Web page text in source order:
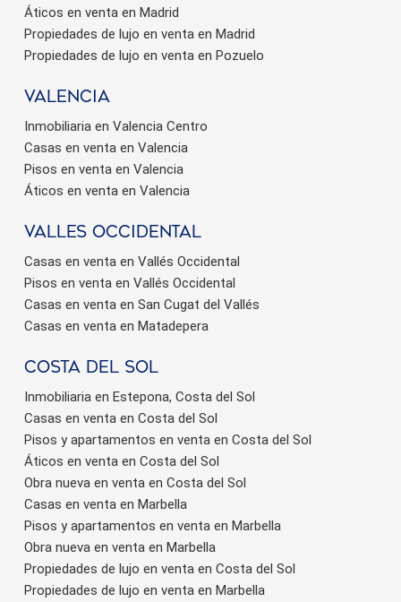
Áticos en venta en Madrid
Propiedades de lujo en venta en Madrid
Propiedades de lujo en venta en Pozuelo
valencia
Inmobiliaria en Valencia Centro
Casas en venta en Valencia
Pisos en venta en Valencia
Áticos en venta en Valencia
valles occidental
Casas en venta en Vallés Occidental
Pisos en venta en Vallés Occidental
Casas en venta en San Cugat del Vallés
Casas en venta en Matadepera
Costa del sol
Inmobiliaria en Estepona, Costa del Sol
Casas en venta en Costa del Sol
Pisos y apartamentos en venta en Costa del Sol
Áticos en venta en Costa del Sol
Obra nueva en venta en Costa del Sol
Casas en venta en Marbella
Pisos y apartamentos en venta en Marbella
Obra nueva en venta en Marbella
Propiedades de lujo en venta en Costa del Sol
Propiedades de lujo en venta en Marbella